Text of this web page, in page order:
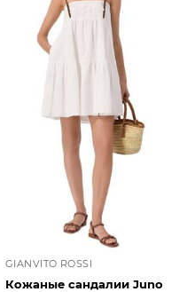
GIANVITO ROSSI
Кожаные сандалии Juno